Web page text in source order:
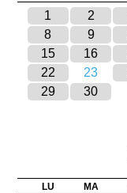
1 2
8
9
15
16
22
23
29
30
LU MA